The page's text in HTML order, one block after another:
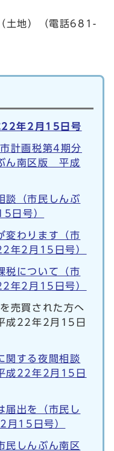
土地）（電話681-
年2月15日号
計画税第4期分
ん南区版 平成
談（市民しんぶ
日号）
変わります（市
年2月15日号）
税について（市
年2月15日号）
売買された方へ
成22年2月15日
関する夜間相談
成22年2月15日
出を（市民し
月15日号）
民しんぶん南区